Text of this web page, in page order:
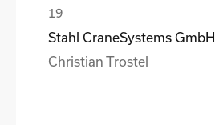
Stahl CraneSystems GmbH
Christian Trostel